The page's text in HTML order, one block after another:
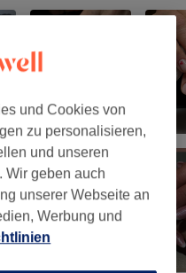
und Cookies von
zu personalisieren,
und unseren
Wir geben auch
unserer Webseite an
Werbung und